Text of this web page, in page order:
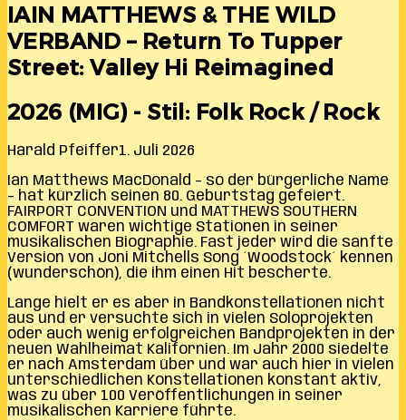
IAIN MATTHEWS & THE WILD
VERBAND – Return To Tupper
Street: Valley Hi Reimagined
2026 (MIG) - Stil: Folk Rock / Rock
Harald Pfeiffer1. Juli 2026
Ian Matthews MacDonald – so der bürgerliche Name
– hat kürzlich seinen 80. Geburtstag gefeiert.
FAIRPORT CONVENTION und MATTHEWS SOUTHERN
COMFORT waren wichtige Stationen in seiner
musikalischen Biographie. Fast jeder wird die sanfte
Version von Joni Mitchells Song ´Woodstock´ kennen
(wunderschön), die ihm einen Hit bescherte.
Lange hielt er es aber in Bandkonstellationen nicht
aus und er versuchte sich in vielen Soloprojekten
oder auch wenig erfolgreichen Bandprojekten in der
neuen Wahlheimat Kalifornien. Im Jahr 2000 siedelte
er nach Amsterdam über und war auch hier in vielen
unterschiedlichen Konstellationen konstant aktiv,
was zu über 100 Veröffentlichungen in seiner
musikalischen Karriere führte.